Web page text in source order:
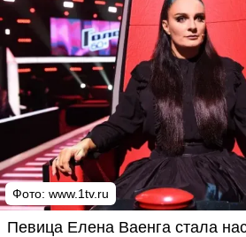
Фото: www.1tv.ru
Певица Елена Ваенга стала